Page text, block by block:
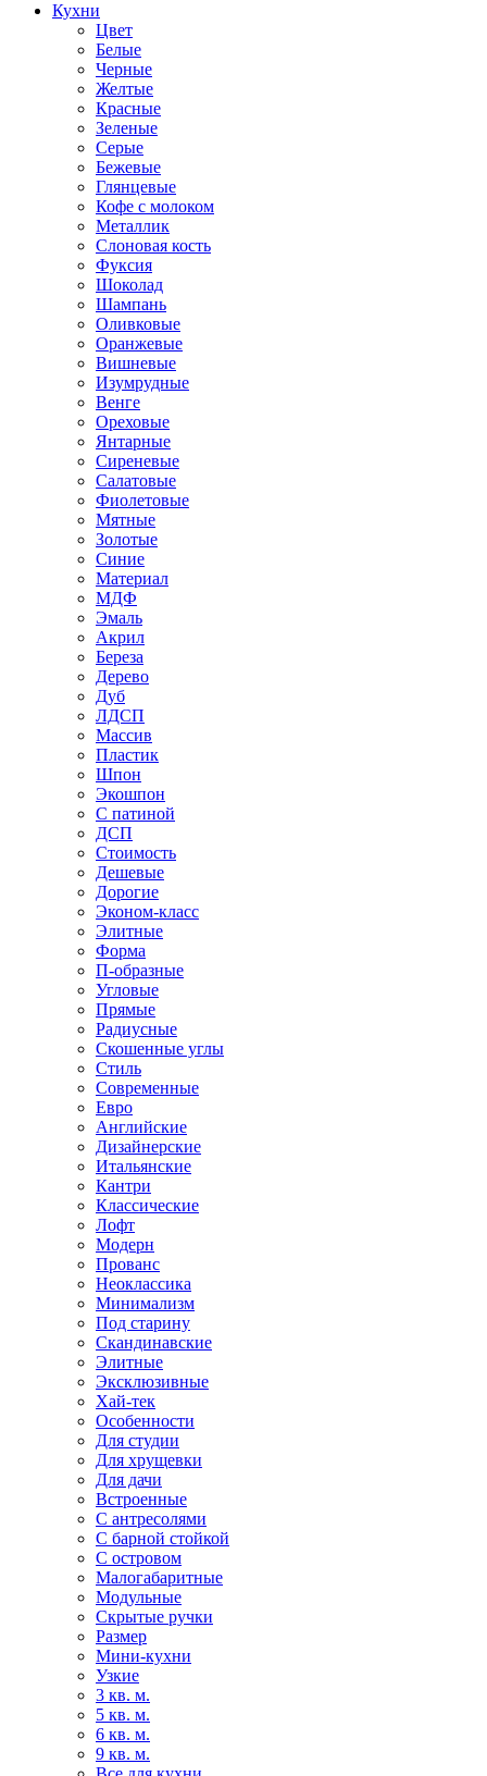
Кухни
Цвет
Белые
Черные
Желтые
Красные
Зеленые
Серые
Бежевые
Глянцевые
Кофе с молоком
Металлик
Слоновая кость
Фуксия
Шоколад
Шампань
Оливковые
Оранжевые
Вишневые
Изумрудные
Венге
Ореховые
Янтарные
Сиреневые
Салатовые
Фиолетовые
Мятные
Золотые
Синие
Материал
МДФ
Эмаль
Акрил
Береза
Дерево
Дуб
ЛДСП
Массив
Пластик
Шпон
Экошпон
С патиной
ДСП
Стоимость
Дешевые
Дорогие
Эконом-класс
Элитные
Форма
П-образные
Угловые
Прямые
Радиусные
Скошенные углы
Стиль
Современные
Евро
Английские
Дизайнерские
Итальянские
Кантри
Классические
Лофт
Модерн
Прованс
Неоклассика
Минимализм
Под старину
Скандинавские
Элитные
Эксклюзивные
Хай-тек
Особенности
Для студии
Для хрущевки
Для дачи
Встроенные
С антресолями
С барной стойкой
С островом
Малогабаритные
Модульные
Скрытые ручки
Размер
Мини-кухни
Узкие
3 кв. м.
5 кв. м.
6 кв. м.
9 кв. м.